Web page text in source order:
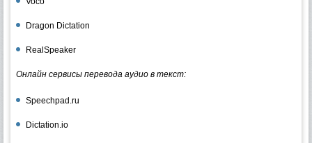
Dragon Dictation
RealSpeaker
Онлайн сервисы перевода аудио в текст:
Speechpad.ru
Dictation.io